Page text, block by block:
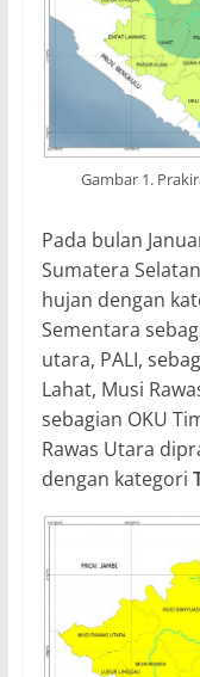
Gambar 1.
Pada bulan
Sumatera
hujan dengan
Sementara
utara, PALI,
Lahat, Musi
sebagian OKU
Rawas Utara
dengan kategori